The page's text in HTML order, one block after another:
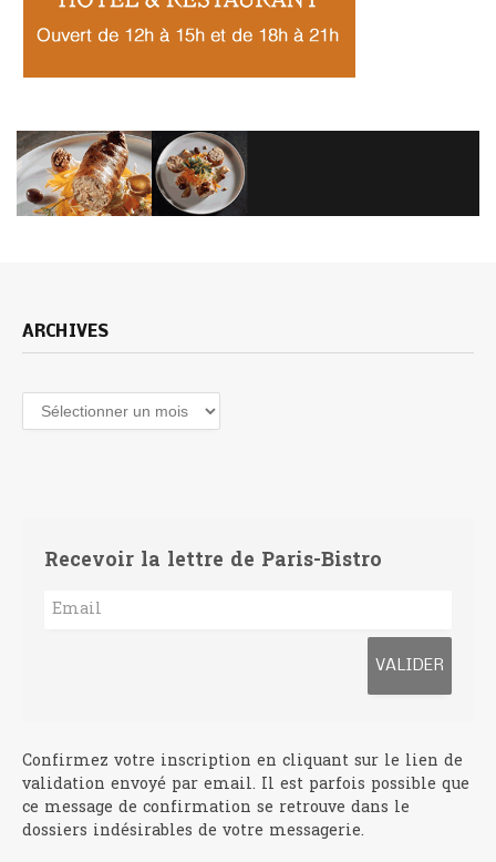
ARCHIVES
Archives
Recevoir la lettre de Paris-Bistro
Confirmez votre inscription en cliquant sur le lien de
validation envoyé par email. Il est parfois possible que
ce message de confirmation se retrouve dans le
dossiers indésirables de votre messagerie.